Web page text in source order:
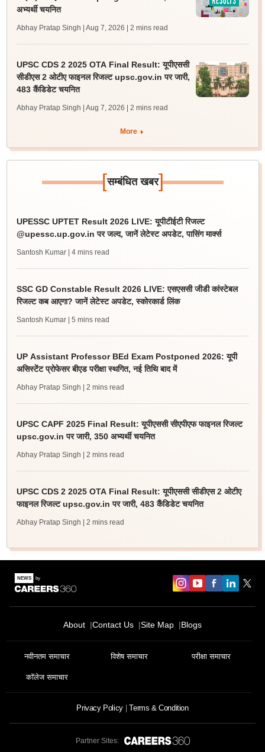
अभ्यर्थी चयनित
Abhay Pratap Singh | Aug 7, 2026 | 2 mins read
UPSC CDS 2 2025 OTA Final Result: यूपीएससी
सीडीएस 2 ओटीए फाइनल रिजल्ट upsc.gov.in पर जारी,
483 कैंडिडेट चयनित
Abhay Pratap Singh | Aug 7, 2026 | 2 mins read
More
[सम्बंधित खबर]
UPESSC UPTET Result 2026 LIVE: यूपीटीईटी रिजल्ट
@upessc.up.gov.in पर जल्द, जानें लेटेस्ट अपडेट, पासिंग मार्क्स
Santosh Kumar | 4 mins read
SSC GD Constable Result 2026 LIVE: एसएससी जीडी कांस्टेबल
रिजल्ट कब आएगा? जानें लेटेस्ट अपडेट, स्कोरकार्ड लिंक
Santosh Kumar | 5 mins read
UP Assistant Professor BEd Exam Postponed 2026: यूपी
असिस्टेंट प्रोफेसर बीएड परीक्षा स्थगित, नई तिथि बाद में
Abhay Pratap Singh | 2 mins read
UPSC CAPF 2025 Final Result: यूपीएससी सीएपीएफ फाइनल रिजल्ट
upsc.gov.in पर जारी, 350 अभ्यर्थी चयनित
Abhay Pratap Singh | 2 mins read
UPSC CDS 2 2025 OTA Final Result: यूपीएससी सीडीएस 2 ओटीए
फाइनल रिजल्ट upsc.gov.in पर जारी, 483 कैंडिडेट चयनित
Abhay Pratap Singh | 2 mins read
About Contact Us Site Map Blogs
नवीनतम समाचार विशेष समाचार परीक्षा समाचार
कॉलेज समाचार
Privacy Policy Terms & Condition
Partner Sites: